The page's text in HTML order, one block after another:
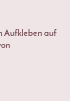
Aufkleben auf